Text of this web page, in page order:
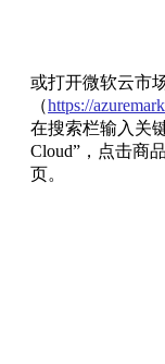
或打开微软云市
（https://
在搜索栏输入关
Cloud”，点击商
页。